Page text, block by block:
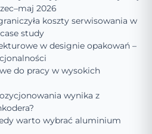
2026
koszty serwisowania w
study
w designie opakowań –
do pracy w wysokich
wynika z
warto wybrać aluminium